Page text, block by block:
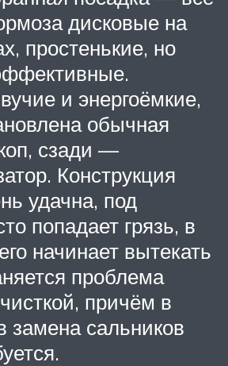
дисковые на
простенькие, но
и энергоёмкие,
обычная
сзади —
Конструкция
удачна, под
попадает грязь, в
начинает вытекать
проблема
причём в
замена сальников